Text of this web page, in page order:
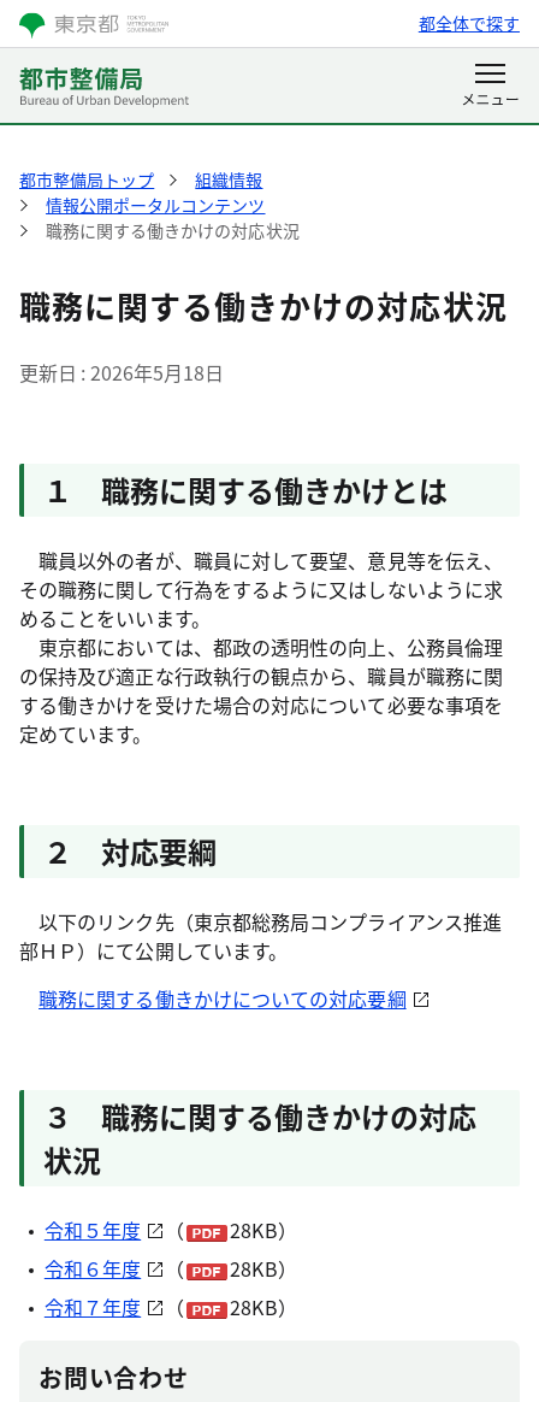
都全体で探す
都市整備局トップ
組織情報
情報公開ポータルコンテンツ
職務に関する働きかけの対応状況
職務に関する働きかけの対応状況
更新日 2026年5月18日
１ 職務に関する働きかけとは
職員以外の者が、職員に対して要望、意見等を伝え、
その職務に関して行為をするように又はしないように求
めることをいいます。
東京都においては、都政の透明性の向上、公務員倫理
の保持及び適正な行政執行の観点から、職員が職務に関
する働きかけを受けた場合の対応について必要な事項を
定めています。
２ 対応要綱
以下のリンク先（東京都総務局コンプライアンス推進
部ＨＰ）にて公開しています。
職務に関する働きかけについての対応要綱
３ 職務に関する働きかけの対応
状況
令和５年度 （
28KB）
令和６年度
（
28KB）
令和７年度
（ 28KB）
お問い合わせ